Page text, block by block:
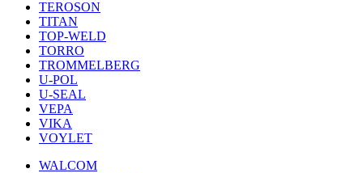
TEROSON
TITAN
TOP-WELD
TORRO
TROMMELBERG
U-POL
U-SEAL
VEPA
VIKA
VOYLET
WALCOM